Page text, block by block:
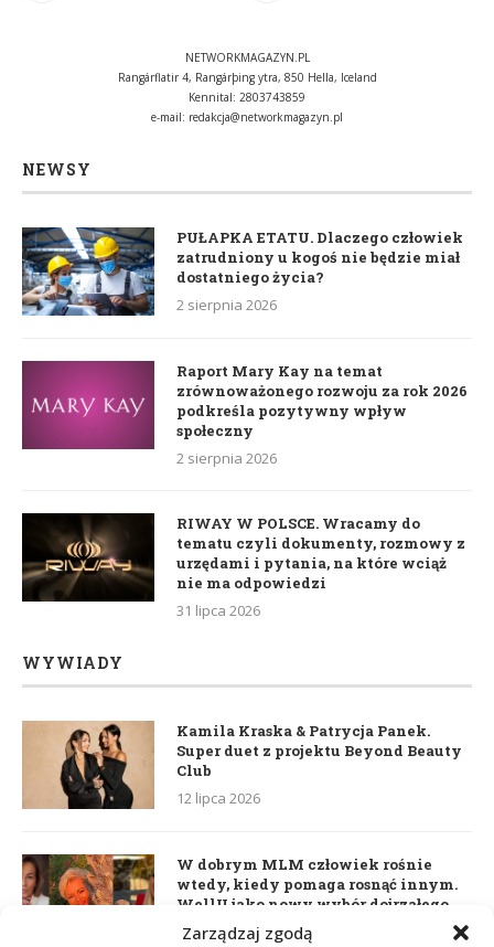
Zarządzaj zgodą
NETWORKMAGAZYN.PL
Rangárflatir 4, Rangárþing ytra, 850 Hella, Iceland
Kennital: 2803743859
e-mail: redakcja@networkmagazyn.pl
NEWSY
PUŁAPKA ETATU. Dlaczego człowiek
zatrudniony u kogoś nie będzie miał
dostatniego życia?
2 sierpnia 2026
Raport Mary Kay na temat
zrównoważonego rozwoju za rok 2026
podkreśla pozytywny wpływ
społeczny
2 sierpnia 2026
RIWAY W POLSCE. Wracamy do
tematu czyli dokumenty, rozmowy z
urzędami i pytania, na które wciąż
nie ma odpowiedzi
31 lipca 2026
WYWIADY
Kamila Kraska & Patrycja Panek.
Super duet z projektu Beyond Beauty
Club
12 lipca 2026
W dobrym MLM człowiek rośnie
wtedy, kiedy pomaga rosnąć innym.
WellU jako nowy wybór dojrzałego
lidera